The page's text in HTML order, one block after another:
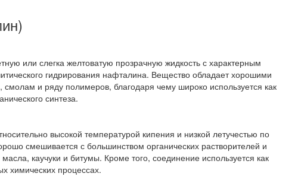
или слегка желтоватую прозрачную жидкость с характерным
гидрирования нафталина. Вещество обладает хорошими
и ряду полимеров, благодаря чему широко используется как
синтеза.
высокой температурой кипения и низкой летучестью по
смешивается с большинством органических растворителей и
каучуки и битумы. Кроме того, соединение используется как
химических процессах.